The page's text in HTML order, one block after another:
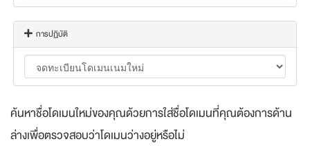
การปฏิบัติ
ค้นหาชื่อโดเมนใหม่ของคุณด้วยการใส่ชื่อโดเมนที่คุณต้องการด้าน
ล่างเพื่อตรวจสอบว่าโดเมนว่างอยู่หรือไม่